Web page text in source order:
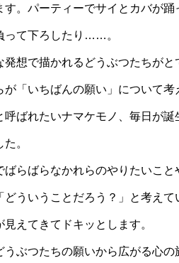
す。パーティーでサイとカバが
って下ろしたり……。
想で描かれるどうぶつたちがと
「いちばんの願い」について考
呼ばれたいナマケモノ、毎日が
。
らばらなかれらのやりたいこ
どういうことだろう？」と考え
見えてきてドキッとします。
うぶつたちの願いから広がる心の